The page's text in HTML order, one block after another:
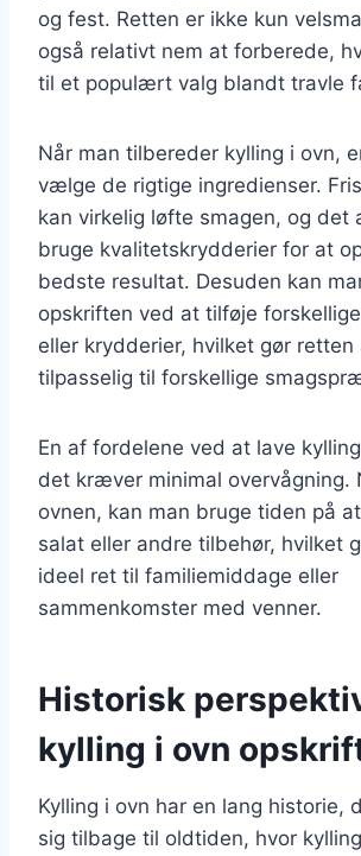
og fest. Retten er ikke kun
også relativt nem at forberede,
til et populært valg blandt travle
Når man tilbereder kylling i ovn,
vælge de rigtige ingredienser.
kan virkelig løfte smagen, og det
bruge kvalitetskrydderier for at
bedste resultat. Desuden kan
opskriften ved at tilføje
eller krydderier, hvilket gør retten
tilpasselig til forskellige
En af fordelene ved at lave
det kræver minimal overvågning.
ovnen, kan man bruge tiden på
salat eller andre tilbehør, hvilket
ideel ret til familiemiddage eller
sammenkomster med venner.
Historisk
kylling i ovn
Kylling i ovn har en lang historie,
sig tilbage til oldtiden, hvor